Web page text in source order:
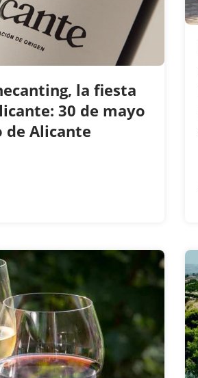
la fiesta
30 de mayo
de Alicante